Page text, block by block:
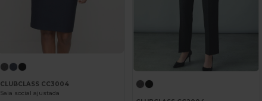
CLUBCLASS CC3004
Saia social ajustada